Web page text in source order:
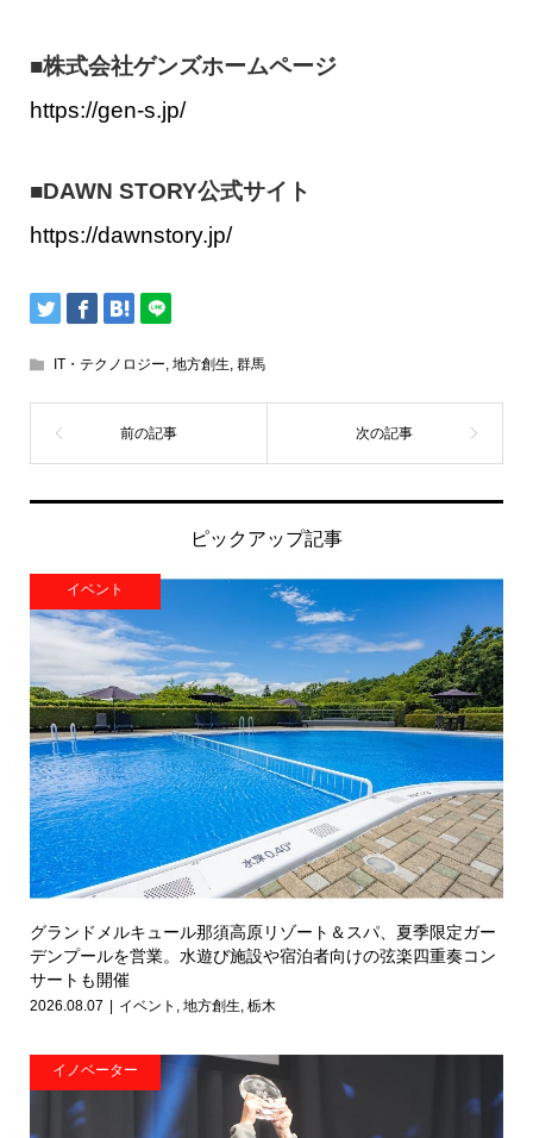
■株式会社ゲンズホームページ
https://gen-s.jp/
■DAWN STORY公式サイト
https://dawnstory.jp/
IT・テクノロジー, 地方創生, 群馬
ピックアップ記事
イベント
グランドメルキュール那須高原リゾート＆スパ、夏季限定ガー
デンプールを営業。水遊び施設や宿泊者向けの弦楽四重奏コン
サートも開催
2026.08.07 イベント , 地方創生, 栃木
イノベーター